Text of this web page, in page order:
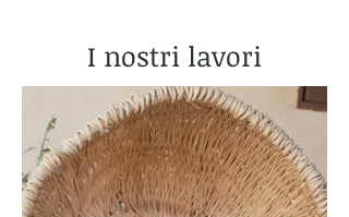
I nostri lavori